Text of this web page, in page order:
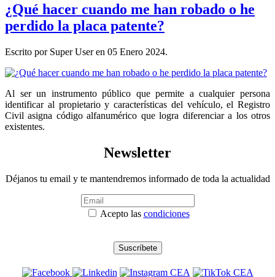
¿Qué hacer cuando me han robado o he
perdido la placa patente?
Escrito por Super User en 05 Enero 2024.
Al ser un instrumento público que permite a cualquier persona
identificar al propietario y características del vehículo, el Registro
Civil asigna código alfanumérico que logra diferenciar a los otros
existentes.
Newsletter
Déjanos tu email y te mantendremos informado de toda la actualidad
Acepto las condiciones